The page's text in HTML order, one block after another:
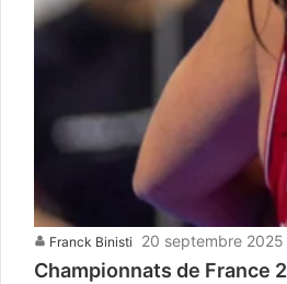
Franck Binisti 20 septembre 2025
Championnats de France